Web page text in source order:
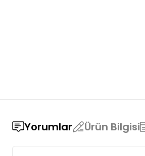
Yorumlar Ürün Bilgisi